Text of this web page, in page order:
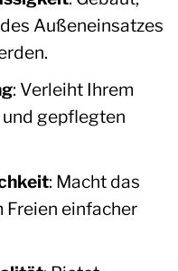
Außeneinsatzes
: Verleiht Ihrem
gepflegten
: Macht das
Freien einfacher